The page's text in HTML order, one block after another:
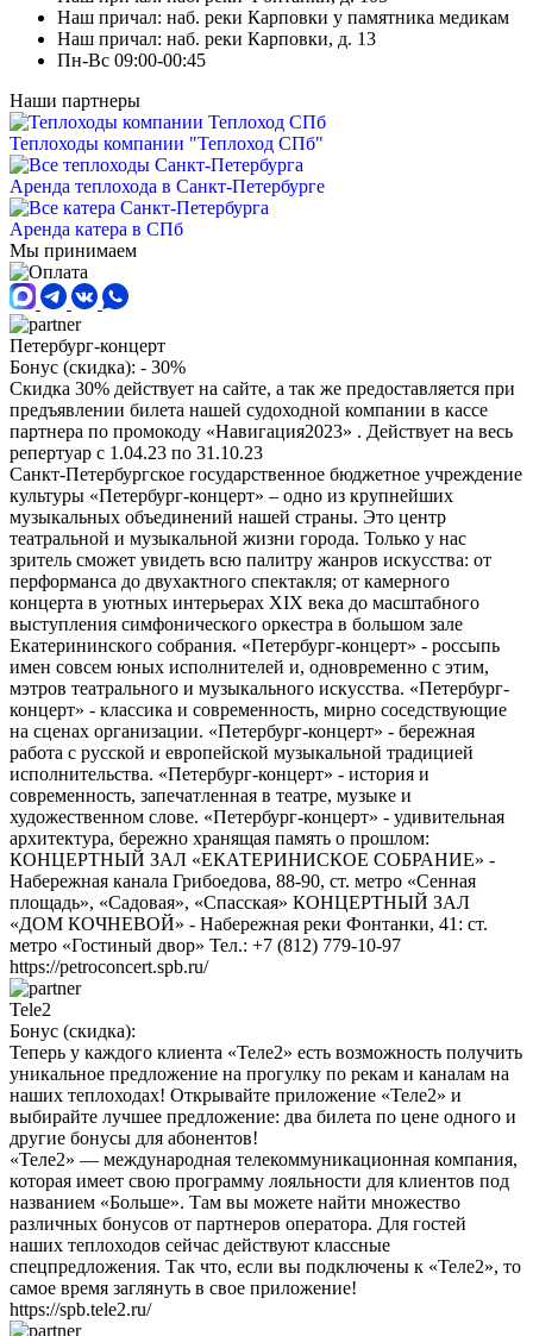
Наш причал: наб. реки Карповки у памятника медикам
Наш причал: наб. реки Карповки, д. 13
Пн-Вс 09:00-00:45
Наши партнеры
Теплоходы компании "Теплоход СПб"
Аренда теплохода в Санкт-Петербурге
Аренда катера в СПб
Мы принимаем
Петербург-концерт
Бонус (скидка): - 30%
Скидка 30% действует на сайте, а так же предоставляется при
предъявлении билета нашей судоходной компании в кассе
партнера по промокоду «Навигация2023» . Действует на весь
репертуар с 1.04.23 по 31.10.23
Санкт-Петербургское государственное бюджетное учреждение
культуры «Петербург-концерт» – одно из крупнейших
музыкальных объединений нашей страны. Это центр
театральной и музыкальной жизни города. Только у нас
зритель сможет увидеть всю палитру жанров искусства: от
перформанса до двухактного спектакля; от камерного
концерта в уютных интерьерах ХIХ века до масштабного
выступления симфонического оркестра в большом зале
Екатерининского собрания. «Петербург-концерт» - россыпь
имен совсем юных исполнителей и, одновременно с этим,
мэтров театрального и музыкального искусства. «Петербург-
концерт» - классика и современность, мирно соседствующие
на сценах организации. «Петербург-концерт» - бережная
работа с русской и европейской музыкальной традицией
исполнительства. «Петербург-концерт» - история и
современность, запечатленная в театре, музыке и
художественном слове. «Петербург-концерт» - удивительная
архитектура, бережно хранящая память о прошлом:
КОНЦЕРТНЫЙ ЗАЛ «ЕКАТЕРИНИСКОЕ СОБРАНИЕ» -
Набережная канала Грибоедова, 88-90, ст. метро «Сенная
площадь», «Садовая», «Спасская» КОНЦЕРТНЫЙ ЗАЛ
«ДОМ КОЧНЕВОЙ» - Набережная реки Фонтанки, 41: ст.
метро «Гостиный двор» Тел.: +7 (812) 779-10-97
https://petroconcert.spb.ru/
Tele2
Бонус (скидка):
Теперь у каждого клиента «Теле2» есть возможность получить
уникальное предложение на прогулку по рекам и каналам на
наших теплоходах! Открывайте приложение «Теле2» и
выбирайте лучшее предложение: два билета по цене одного и
другие бонусы для абонентов!
«Теле2» — международная телекоммуникационная компания,
которая имеет свою программу лояльности для клиентов под
названием «Больше». Там вы можете найти множество
различных бонусов от партнеров оператора. Для гостей
наших теплоходов сейчас действуют классные
спецпредложения. Так что, если вы подключены к «Теле2», то
самое время заглянуть в свое приложение!
https://spb.tele2.ru/